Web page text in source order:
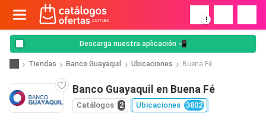
!
Descarga nuestra aplicación 📲
Tiendas Banco Guayaquil Ubicaciones Buena Fé
Banco Guayaquil en Buena Fé
Catálogos 2 Ubicaciones 3802